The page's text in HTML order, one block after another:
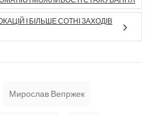
І БІЛЬШЕ СОТНІ ЗАХОДІВ
Мирослав Вепржек